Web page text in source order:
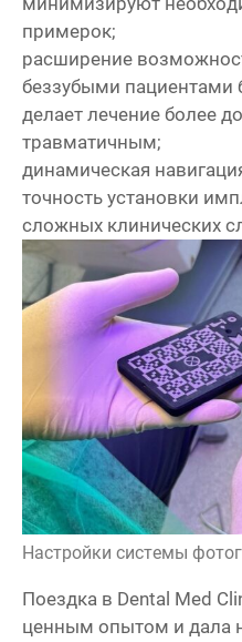
примерок;
расширение
беззубыми пациентами
делает лечение более
травматичным;
динамическая
точность установки
сложных клинических
Настройки системы
Поездка в Dental Med
ценным опытом и дала